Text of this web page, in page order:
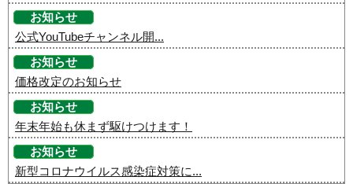
お知らせ
公式YouTubeチャンネル開...
お知らせ
価格改定のお知らせ
お知らせ
年末年始も休まず駆けつけます！
お知らせ
新型コロナウイルス感染症対策に...